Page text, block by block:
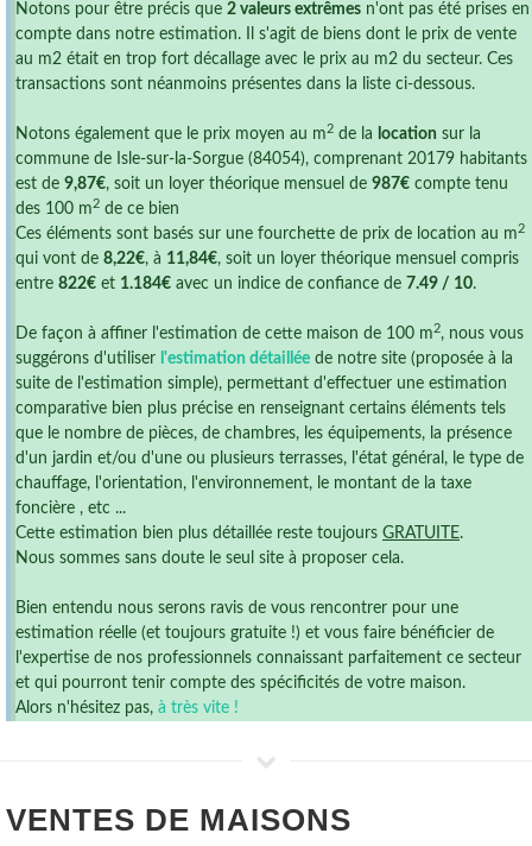
Notons pour être précis que 2 valeurs extrêmes n'ont pas été prises en
compte dans notre estimation. Il s'agit de biens dont le prix de vente
au m2 était en trop fort décallage avec le prix au m2 du secteur. Ces
transactions sont néanmoins présentes dans la liste ci-dessous.
Notons également que le prix moyen au m 2 de la location sur la
commune de Isle-sur-la-Sorgue (84054), comprenant 20179 habitants
est de 9,87€, soit un loyer théorique mensuel de 987€ compte tenu
des 100 m 2 de ce bien
Ces éléments sont basés sur une fourchette de prix de location au m 2
qui vont de 8,22€, à 11,84€, soit un loyer théorique mensuel compris
entre 822€ et 1.184€ avec un indice de confiance de 7.49 / 10.
De façon à affiner l'estimation de cette maison de 100 m 2, nous vous
suggérons d'utiliser l'estimation détaillée de notre site (proposée à la
suite de l'estimation simple), permettant d'effectuer une estimation
comparative bien plus précise en renseignant certains éléments tels
que le nombre de pièces, de chambres, les équipements, la présence
d'un jardin et/ou d'une ou plusieurs terrasses, l'état général, le type de
chauffage, l'orientation, l'environnement, le montant de la taxe
foncière , etc ...
Cette estimation bien plus détaillée reste toujours GRATUITE.
Nous sommes sans doute le seul site à proposer cela.
Bien entendu nous serons ravis de vous rencontrer pour une
estimation réelle (et toujours gratuite !) et vous faire bénéficier de
l'expertise de nos professionnels connaissant parfaitement ce secteur
et qui pourront tenir compte des spécificités de votre maison.
Alors n'hésitez pas, à très vite !
VENTES DE MAISONS